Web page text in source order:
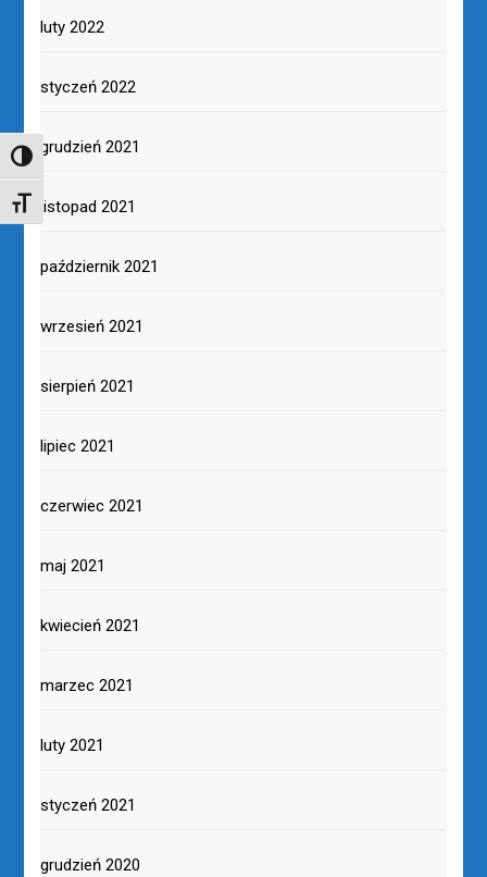
TOGGLE HIGH CONTRAST
TOGGLE FONT SIZE
luty 2022
styczeń 2022
grudzień 2021
listopad 2021
październik 2021
wrzesień 2021
sierpień 2021
lipiec 2021
czerwiec 2021
maj 2021
kwiecień 2021
marzec 2021
luty 2021
styczeń 2021
grudzień 2020